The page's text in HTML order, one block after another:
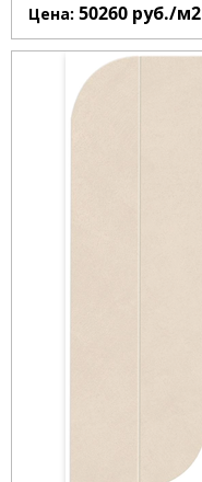
Цена: 50260 руб./м2